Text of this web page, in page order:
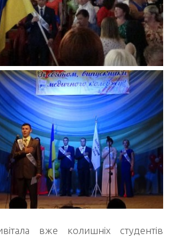
вже колишніх студентів